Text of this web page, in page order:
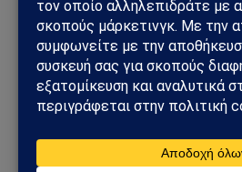
Οι «άγγελοι επενδυτές» που
ελληνικές νεοφυείς
υποστηρίζουν τους ιδρυτές με
τεχνογνωσία μπορούν επίσης να
φοροαπαλλαγές.
χορηγούνται στο μέλλον για